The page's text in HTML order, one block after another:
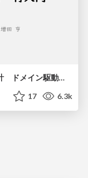
今こそ聞きたいソフトウェア設計 ドメイン駆動設計再入門
17 6.3k